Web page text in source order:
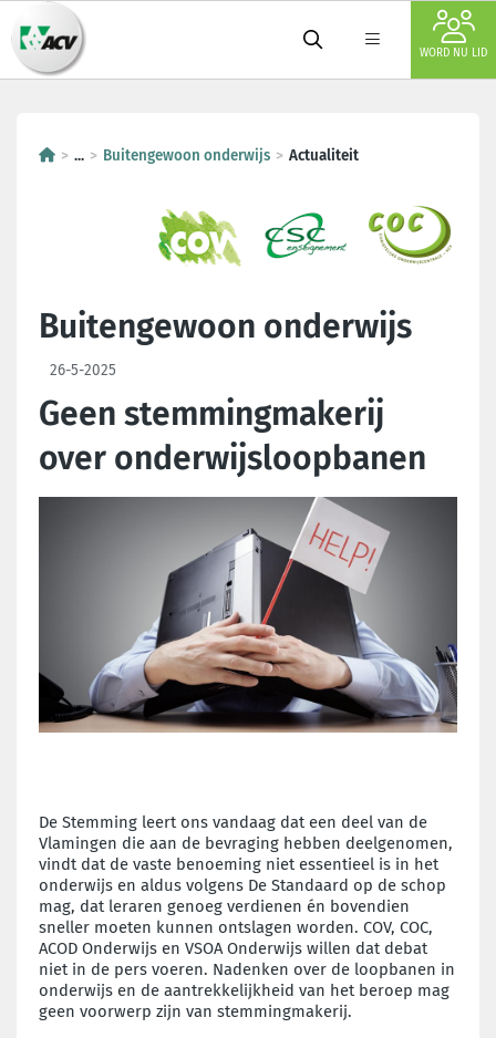
WORD NU LID
... Buitengewoon onderwijs Actualiteit
Buitengewoon onderwijs
26-5-2025
Geen stemmingmakerij
over onderwijsloopbanen
De Stemming leert ons vandaag dat een deel van de
Vlamingen die aan de bevraging hebben deelgenomen,
vindt dat de vaste benoeming niet essentieel is in het
onderwijs en aldus volgens De Standaard op de schop
mag, dat leraren genoeg verdienen én bovendien
sneller moeten kunnen ontslagen worden. COV, COC,
ACOD Onderwijs en VSOA Onderwijs willen dat debat
niet in de pers voeren. Nadenken over de loopbanen in
onderwijs en de aantrekkelijkheid van het beroep mag
geen voorwerp zijn van stemmingmakerij.